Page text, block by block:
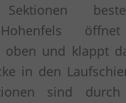
Sektionen
oben und klappt
in den
sind durch